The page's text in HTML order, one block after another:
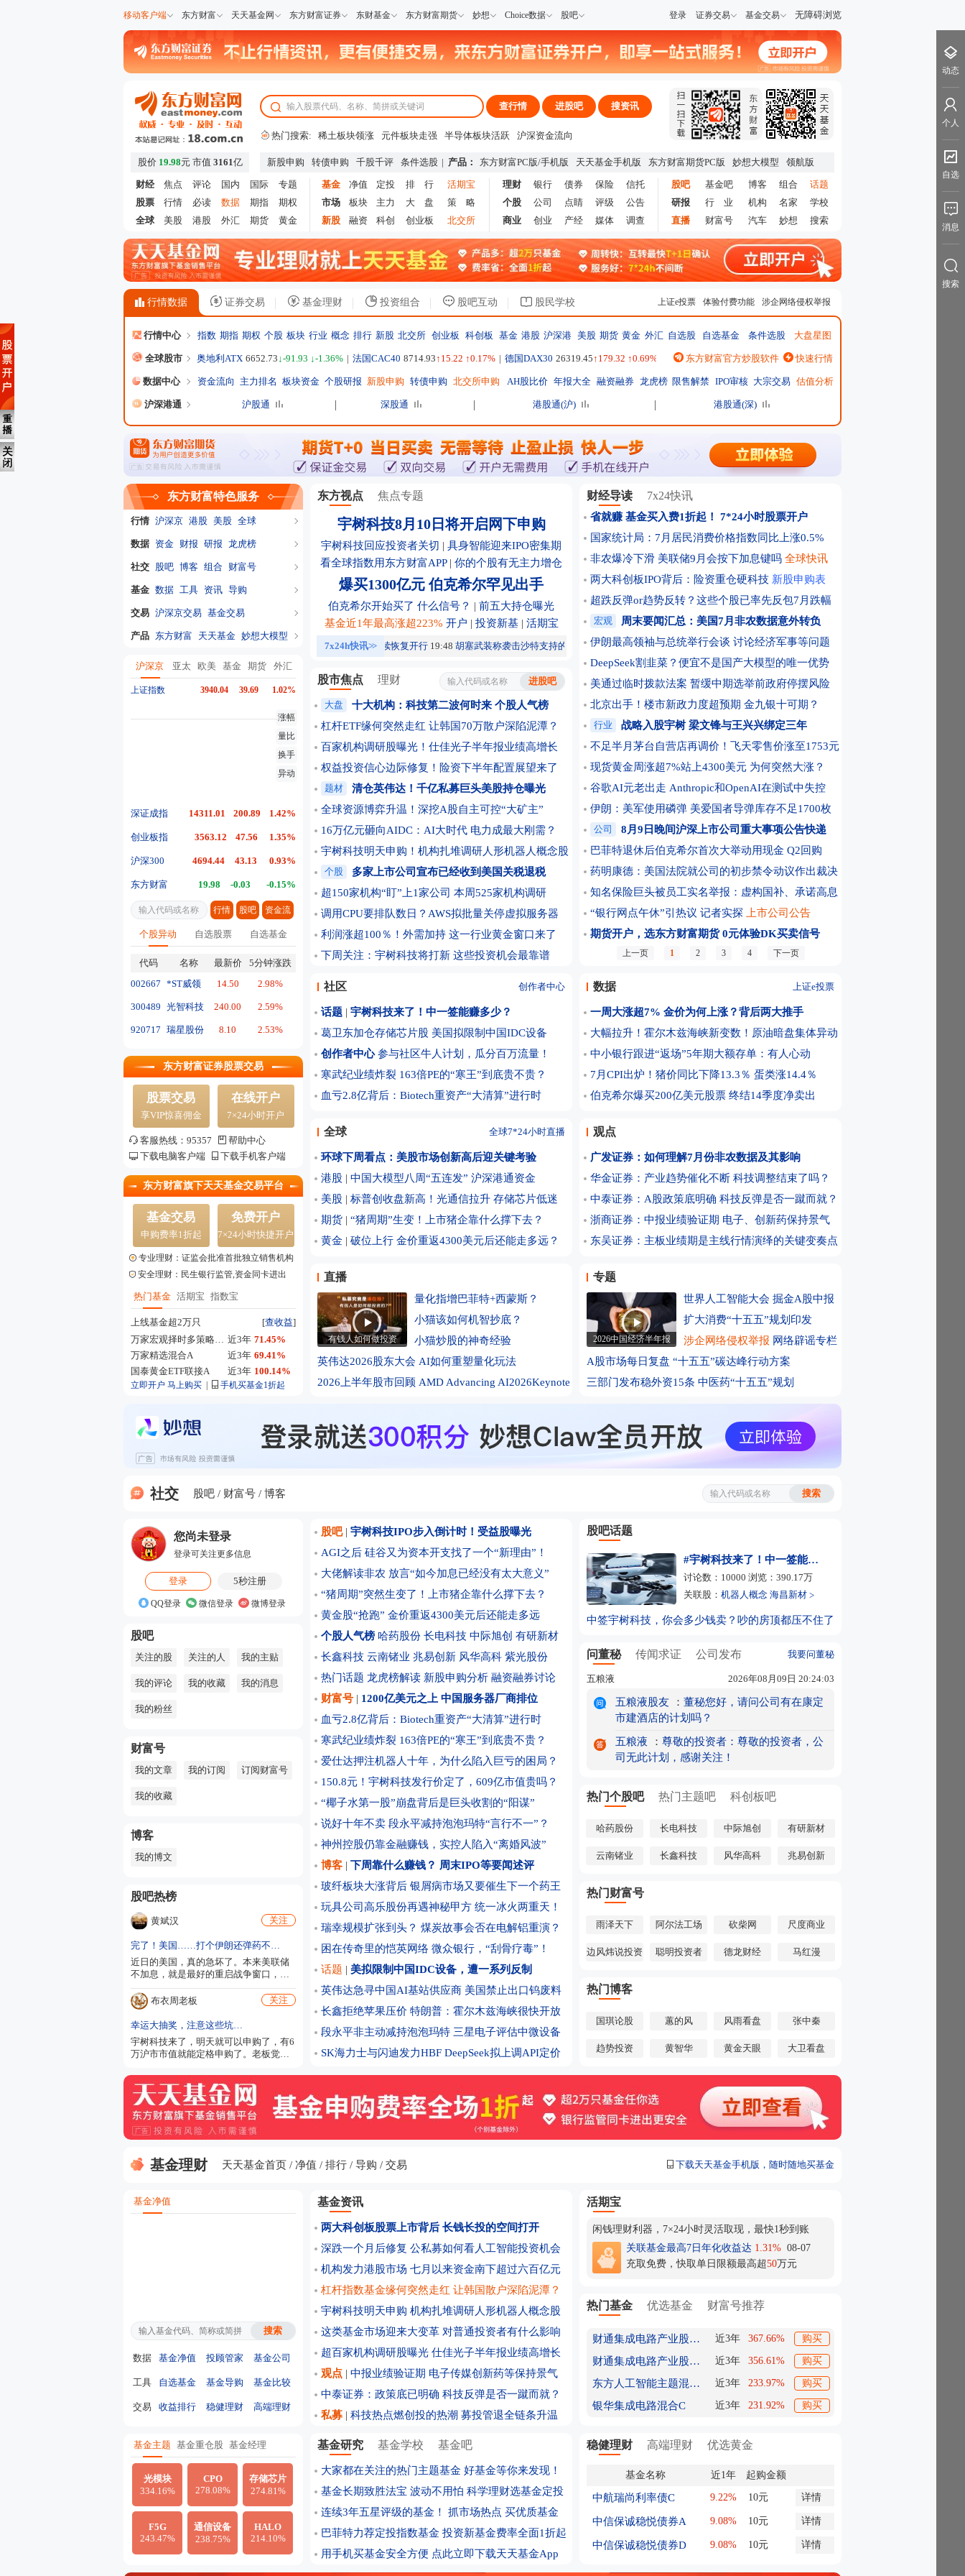
移动客户端 东方财富 天天基金网 东方财富证券 东财基金 东方财富期货 妙想 Choice数据 股吧 登录 证券交易 基金交易 无障碍浏览
查行情 进股吧 搜资讯
热门搜索: 稀土板块领涨 元件板块走强 半导体板块活跃
沪深资金流向
上市公司限售股解禁一览
昨日涨停
股价 19.98元 市值 3161亿 新股申购 转债申购 千股千评 条件选股 | 产品： 东方财富PC版/手机版 天天基金手机版 东方财富期货PC版 妙想大模型 领航版
财经 焦点 评论 国内 国际
专题
股票
行情 必读 数据 期指
期权
全球
美股 港股 外汇 期货 黄金
基金 净值 定投 排 行
活期宝
市场
板块 主力 大 盘
策 略
新股
融资 科创 创业板 北交所
理财 银行 债券 保险
信托
个股
公司 点睛 评级
公告
商业
创业 产经 媒体 调查
股吧 基金吧 博客 组合
话题
研报
行 业 机构 名家
学校
直播
财富号 汽车 妙想 搜索
行情数据 证券交易 基金理财 投资组合 股吧互动 股民学校 上证e投票 体验付费功能 涉企网络侵权举报
行情中心 指数 期指 期权 个股 板块 行业 概念 排行 新股 北交所 创业板 科创板 基金 港股 沪深港 美股 期货 黄金 外汇 自选股 自选基金 条件选股 大盘星图
全球股市 奥地利ATX 6652.73↓-91.93 ↓-1.36% | 法国CAC40 8714.93↑15.22 ↑0.17% | 德国DAX30 26319.45↑179.32 ↑0.69% 恒生指数 25668.03↑137.75 ↑0.54% | 日经225
东方财富官方炒股软件 快速行情
数据中心 资金流向 主力排名 板块资金 个股研报 新股申购 转债申购 北交所申购 AH股比价 年报大全 融资融券 龙虎榜 限售解禁 IPO审核 大宗交易 估值分析
沪深港通 沪股通 深股通 港股通(沪) 港股通(深)
东方财富特色服务
行情 沪深京 港股 美股 全球
数据 资金 财报 研报 龙虎榜
社交 股吧 博客 组合 财富号
基金 数据 工具 资讯 导购
交易 沪深京交易 基金交易
产品 东方财富 天天基金 妙想大模型
沪深京 亚太 欧美 基金 期货 外汇
上证指数 3940.04 39.69 1.02%
涨幅
量比
换手
异动
深证成指 14311.01 200.89 1.42%
创业板指 3563.12 47.56 1.35%
沪深300 4694.44 43.13 0.93%
东方财富 19.98 -0.03 -0.15%
行情 股吧 资金流
个股异动 自选股票 自选基金
代码 名称 最新价
5分钟涨跌
002667 *ST威领 14.50 2.98%
300489 光智科技 240.00 2.59%
920717 瑞星股份 8.10 2.53%
东方财富证券股票交易
股票交易
享VIP惊喜佣金
在线开户
7×24小时开户
客服热线：95357
帮助中心
下载电脑客户端
下载手机客户端
东方财富旗下天天基金交易平台
基金交易
申购费率1折起
免费开户
7×24小时快捷开户
专业理财：证监会批准首批独立销售机构
安全理财：民生银行监管,资金同卡进出
热门基金 活期宝 指数宝
上线基金超2万只 [查收益]
万家宏观择时多策略混合A 近3年 71.45%
万家精选混合A
近3年 69.41%
国泰黄金ETF联接A
近3年 100.14%
立即开户 马上购买 手机买基金1折起
东方视点 焦点专题
宇树科技8月10日将开启网下申购
宇树科技回应投资者关切 | 具身智能迎来IPO密集期
看全球指数用东方财富APP| 你的个股有无主力增仓
爆买1300亿元 伯克希尔罕见出手
伯克希尔开始买了 什么信号？ | 前五大持仓曝光
基金近1年最高涨超223% 开户 | 投资新基| 活期宝
7x24h快讯>>
杭深铁路、杭台高铁途经列车10日陆续恢复开行 19:48 胡塞武装称袭击沙特支持的武装力量在摩卡地区的军事目标 19:44 离境退税“2.0版”政策落地满月 广州入境消费持续升温
股市焦点 理财
大盘 十大机构：科技第二波何时来 个股人气榜
杠杆ETF缘何突然走红 让韩国70万散户深陷泥潭？
百家机构调研股曝光！仕佳光子半年报业绩高增长
权益投资信心边际修复！险资下半年配置展望来了
题材
清仓英伟达！千亿私募巨头美股持仓曝光
全球资源博弈升温！深挖A股自主可控“大矿主”
16万亿元砸向AIDC：AI大时代 电力成最大刚需？
宇树科技明天申购！机构扎堆调研人形机器人概念股
个股
多家上市公司宣布已经收到美国关税退税
超150家机构“盯”上1家公司 本周525家机构调研
调用CPU要排队数日？AWS拟批量关停虚拟服务器
利润涨超100％！外需加持 这一行业黄金窗口来了
下周关注：宇树科技将打新 这些投资机会最靠谱
社区 创作者中心
话题 | 宇树科技来了！中一签能赚多少？
葛卫东加仓存储芯片股 美国拟限制中国IDC设备
创作者中心 参与社区牛人计划，瓜分百万流量！
寒武纪业绩炸裂 163倍PE的“寒王”到底贵不贵？
血亏2.8亿背后：Biotech重资产“大清算”进行时
全球 全球7*24小时直播
环球下周看点：美股市场创新高后迎关键考验
港股 | 中国大模型八周“五连发” 沪深港通资金
美股 | 标普创收盘新高！光通信拉升 存储芯片低迷
期货 | “猪周期”生变！上市猪企靠什么撑下去？
黄金 | 破位上行 金价重返4300美元后还能走多远？
直播
有钱人如何做投资
量化指增巴菲特+西蒙斯？
小猫该如何机智抄底？
小猫炒股的神奇经验
英伟达2026股东大会 AI如何重塑量化玩法
2026上半年股市回顾 AMD Advancing AI2026Keynote
财经导读 7x24快讯
省就赚 基金买入费1折起！
7*24小时股票开户
国家统计局：7月居民消费价格指数同比上涨0.5%
非农爆冷下滑 美联储9月会按下加息键吗 全球快讯
两大科创板IPO背后：险资重仓硬科技 新股申购表
超跌反弹or趋势反转？这些个股已率先反包7月跌幅
宏观
周末要闻汇总：美国7月非农数据意外转负
伊朗最高领袖与总统举行会谈 讨论经济军事等问题
DeepSeek割韭菜？便宜不是国产大模型的唯一优势
美通过临时拨款法案 暂缓中期选举前政府停摆风险
北京出手！楼市新政力度超预期 金九银十可期？
行业
战略入股宇树 梁文锋与王兴兴绑定三年
不足半月茅台自营店再调价！飞天零售价涨至1753元
现货黄金周涨超7%站上4300美元 为何突然大涨？
谷歌AI元老出走 Anthropic和OpenAI在测试中失控
伊朗：美军使用磷弹 美爱国者导弹库存不足1700枚
公司
8月9日晚间沪深上市公司重大事项公告快递
巴菲特退休后伯克希尔首次大举动用现金 Q2回购
药明康德：美国法院就公司的初步禁令动议作出裁决
知名保险巨头被员工实名举报：虚构国补、承诺高息
“银行网点午休”引热议 记者实探
上市公司公告
期货开户，选东方财富期货 0元体验DK买卖信号
8月9日晚间上市公司利好消息一览(附名单)
融资调仓路线图出炉！AI芯片龙头及PCB热股获加码
光模块龙头遭大幅净偿还
全面反弹！境内ETF规模重回5万亿元大关
十大机构论市：A股政策底明确 科技第二波何时来？
A股下周将进入新阶段
广发策略：再看筹码结构对AI板块的影响
兴证策略：大跌之后如何收复失地 三类典型案例
国信策略：再议科技M顶 科技第二波何时来？
摩尔线程：筹划发行H股股票并在港交所主板上市
拓维信息：上半年净利润同比下降12.16% 拟10派0.2
5元
高争民爆：控股股东拟变更为西藏地质矿产集团
摩尔线程上半年营收大幅增长147.42% S5000智算集
中国银河策略：A股市场的三个验证窗口
史玉柱实控平台减持巨人网络 套现5亿元用于归还银
行贷款
于东来发文 回应关闭胖东来生活广场店
创新药、CDMO赛道获机构扎堆调研 ESMO披露数
据、海外BD进展被关注
大幅拉升！霍尔木兹海峡新变数！原油暗盘集体异动
广发证券：如何理解7月非农数据及其影响
束了吗？
中泰证券：A股政策底明确 科技反弹是否一蹴而就？
浙商证券：中报业绩验证期 电子、传媒、创新药、券
商保持景气
东吴证券：业绩期是主线行情演绎的关键变奏点
苹果官网已删除Apple智能接入阿里千问页面
马斯克宣布SpaceX大消息
7个关节自由度
超跌反弹or趋势反转？8月刚过一周 这些个股已率先
反包7月跌幅（附名单）
权益投资信心边际修复！险资下半年配置展望来了
调用CPU要排队数日？AWS整顿算力浪费 拟批量关停
虚拟服务器
下周关注：宇树科技将打新 这些投资机会最靠谱
2500亿CPO龙头 一周吸金60亿元 A股第一名
“宇树科技中一签能赚多少”冲上热搜！投资者“赛博
许愿”
光大证券：短期内市场或继续反弹 关注三条业绩主线
百家机构调研股曝光 两股上榜！仕佳光子半年报业绩
高增长
全球资源博弈升温！深挖A股自主可控“大矿主”（附
美称伊朗告知不收霍尔木兹通行费 提出通航关键条件
户深陷泥潭？
一周大涨超7% 金价为何突然上涨？背后两大推手
据或决定美联储9月政策走向
宇树科技8月10日将开启网上、网下申购！这些公司
受益
LOF市场大变革 对普通投资者有何影响？
560元/股！存储巨头高价定增价“火了” 为何会大幅溢
价？
超150家机构“盯”上1家公司！本周525家机构调研A
股上市公司
多家上市公司宣布收到美国关税退税
利好来袭！爆买1300亿元 伯克希尔罕见出手
16万亿砸向AIDC：AI大时代 电力成最大刚需？
中小银行跟进“返场”5年期大额存单：有人心动 有人
觉得“不够香”
炬光科技拟追“光” 定增募资不超10.21亿元
8月8日晚间央视新闻联播要闻集锦
上一页 1 2 3 4 下一页
数据 上证e投票
一周大涨超7% 金价为何上涨？背后两大推手
大幅拉升！霍尔木兹海峡新变数！原油暗盘集体异动
中小银行跟进“返场”5年期大额存单：有人心动
7月CPI出炉！猪价同比下降13.3％ 蛋类涨14.4％
伯克希尔爆买200亿美元股票 终结14季度净卖出
观点
广发证券：如何理解7月份非农数据及其影响
华金证券：产业趋势催化不断 科技调整结束了吗？
中泰证券：A股政策底明确 科技反弹是否一蹴而就？
浙商证券：中报业绩验证期 电子、创新药保持景气
东吴证券：主板业绩期是主线行情演绎的关键变奏点
专题
2026中国经济半年报
世界人工智能大会 掘金A股中报
季
扩大消费“十五五”规划印发
涉企网络侵权举报 网络辟谣专栏
A股市场每日复盘 “十五五”碳达峰行动方案
三部门发布稳外资15条 中医药“十五五”规划
社交 股吧 财富号 博客
您尚未登录
登录可关注更多信息
登录 5秒注册
QQ登录 微信登录 微博登录
股吧
关注的股 关注的人 我的主贴
我的评论 我的收藏 我的消息
我的粉丝
财富号
我的文章 我的订阅 订阅财富号
我的收藏
博客
我的博文
股吧热榜
黄斌汉 关注
完了！美国……打个伊朗还弹药不足……40万亿美元美债拿什么还？
近日的美国，真的急坏了。本来美联储
不加息，就是最好的重启战争窗口，结
果美军告诉特朗普：美军弹药不足。且
无法补充，因为关键矿产美国没有……
特朗普对此很愤怒，称“弹药不足”让美
国显得软弱，急需关键矿产补充武器库
存……问题，相关矿产东大出口有严格
限制。这下玩大了，美国。 这两天，特
朗普天天对外放话说伊朗会放开海峡，
关，想海峡开放，需要美国满足伊朗条
件……这跟李自成向崇祯...
布衣周老板 关注
幸运大抽奖，注意这些坑…
宇树科技来了，明天就可以申购了，有6
万沪市市值就能定格申购了。老板觉得
25个，到30个有点难。 毕竟，赚20个左
右，已经是很肉的签了。 但宇树科技的
盘子小，本次网上初始发行仅647万股，
按500股一签计算，约1.29万个签号可供
分配。 在具备科创板打新资格数量庞大
的投资者体量下，机构预计中签率仅在
能中的话肯定比长...
股吧| 宇树科技IPO步入倒计时！受益股曝光
AGI之后 硅谷又为资本开支找了一个“新理由”！
大佬解读非农 放言“如今加息已经没有太大意义”
“猪周期”突然生变了！上市猪企靠什么撑下去？
黄金股“抢跑” 金价重返4300美元后还能走多远
个股人气榜 哈药股份 长电科技 中际旭创 有研新材
长鑫科技 云南锗业 兆易创新 风华高科 紫光股份
热门话题 龙虎榜解读 新股申购分析 融资融券讨论
财富号 | 1200亿美元之上 中国服务器厂商排位
血亏2.8亿背后：Biotech重资产“大清算”进行时
寒武纪业绩炸裂 163倍PE的“寒王”到底贵不贵？
爱仕达押注机器人十年，为什么陷入巨亏的困局？
150.8元！宇树科技发行价定了，609亿市值贵吗？
“椰子水第一股”崩盘背后是巨头收割的“阳谋”
说好十年不卖 段永平减持泡泡玛特“言行不一”？
神州控股仍靠金融赚钱，实控人陷入“离婚风波”
博客 | 下周靠什么赚钱？ 周末IPO等要闻述评
玻纤板块大涨背后 银屑病市场又要催生下一个药王
玩具公司高乐股份再遇神秘甲方 统一冰火两重天！
瑞幸规模扩张到头？ 煤炭故事会否在电解铝重演？
困在传奇里的恺英网络 微众银行，“刮骨疗毒”！
话题 | 美拟限制中国IDC设备，遭一系列反制
英伟达急寻中国AI基站供应商 美国禁止出口钨废料
长鑫拒绝苹果压价 特朗普：霍尔木兹海峡很快开放
段永平非主动减持泡泡玛特 三星电子评估中微设备
SK海力士与闪迪发力HBF DeepSeek拟上调API定价
股吧话题
#宇树科技来了！中一签能赚多少？#
讨论数： 10000 浏览： 390.17万
关联股： 机器人概念 海昌新材 >
中签宇树科技，你会多少钱卖？吵的房顶都压不住了
问董秘 传闻求证 公司发布 我要问董秘
五粮液 2026年08月09日 20:24:03
五粮液股友 ： 董秘您好，请问公司有在康定
市建酒店的计划吗？
五粮液 ： 尊敬的投资者：尊敬的投资者，公
司无此计划，感谢关注！
热门个股吧 热门主题吧 科创板吧
哈药股份 长电科技 中际旭创 有研新材
云南锗业 长鑫科技 风华高科 兆易创新
热门财富号
雨泽天下 阿尔法工场 砍柴网 尺度商业
边风炜说投资 聪明投资者 德龙财经 马红漫
热门博客
国琪论股 蕙的风 风雨看盘 张中秦
趋势投资 黄智华 黄金天眼 大卫看盘
基金理财 天天基金首页 净值 排行 导购 交易 下载天天基金手机版，随时随地买基金
基金净值
数据 基金净值 投顾管家 基金公司
工具 自选基金 基金导购 基金比较
交易 收益排行 稳健理财 高端理财
基金主题 基金重仓股 基金经理
光模块
334.16%
CPO
278.08%
存储芯片
274.81%
F5G
243.47%
通信设备
238.75%
HALO
214.10%
基金资讯
两大科创板股票上市背后 长钱长投的空间打开
深跌一个月后修复 公私募如何看人工智能投资机会
机构发力港股市场 七月以来资金南下超过六百亿元
杠杆指数基金缘何突然走红 让韩国散户深陷泥潭？
宇树科技明天申购 机构扎堆调研人形机器人概念股
这类基金市场迎来大变革 对普通投资者有什么影响
超百家机构调研股曝光 仕佳光子半年报业绩高增长
观点 | 中报业绩验证期 电子传媒创新药等保持景气
中泰证券：政策底已明确 科技反弹是否一蹴而就？
私募 | 科技热点燃创投的热潮 募投管退全链条升温
基金研究 基金学校 基金吧
大家都在关注的热门主题基金 好基金等你来发现！
基金长期致胜法宝 波动不用怕 科学理财选基金定投
连续3年五星评级的基金！
抓市场热点 买优质基金
巴菲特力荐定投指数基金 投资新基金费率全面1折起
用手机买基金安全方便 点此立即下载天天基金App
活期宝
闲钱理财利器，7×24小时灵活取现，最快1秒到账
关联基金最高7日年化收益达 1.31% 08-07
充取免费，快取单日限额最高超50万元
热门基金 优选基金 财富号推荐
财通集成电路产业股票A 近3年 367.66% 购买
财通集成电路产业股票C 近3年 356.61% 购买
东方人工智能主题混合C 近3年 233.97% 购买
银华集成电路混合C 近3年 231.92% 购买
稳健理财 高端理财 优选黄金
基金名称 近1年 起购金额
中航瑞尚利率债C 9.22% 10元 详情
中信保诚稳悦债券A 9.08% 10元 详情
中信保诚稳悦债券D 9.08% 10元 详情
动态
个人
自选
消息
搜索